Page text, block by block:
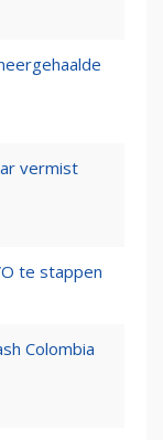
vermist
te stappen
Colombia